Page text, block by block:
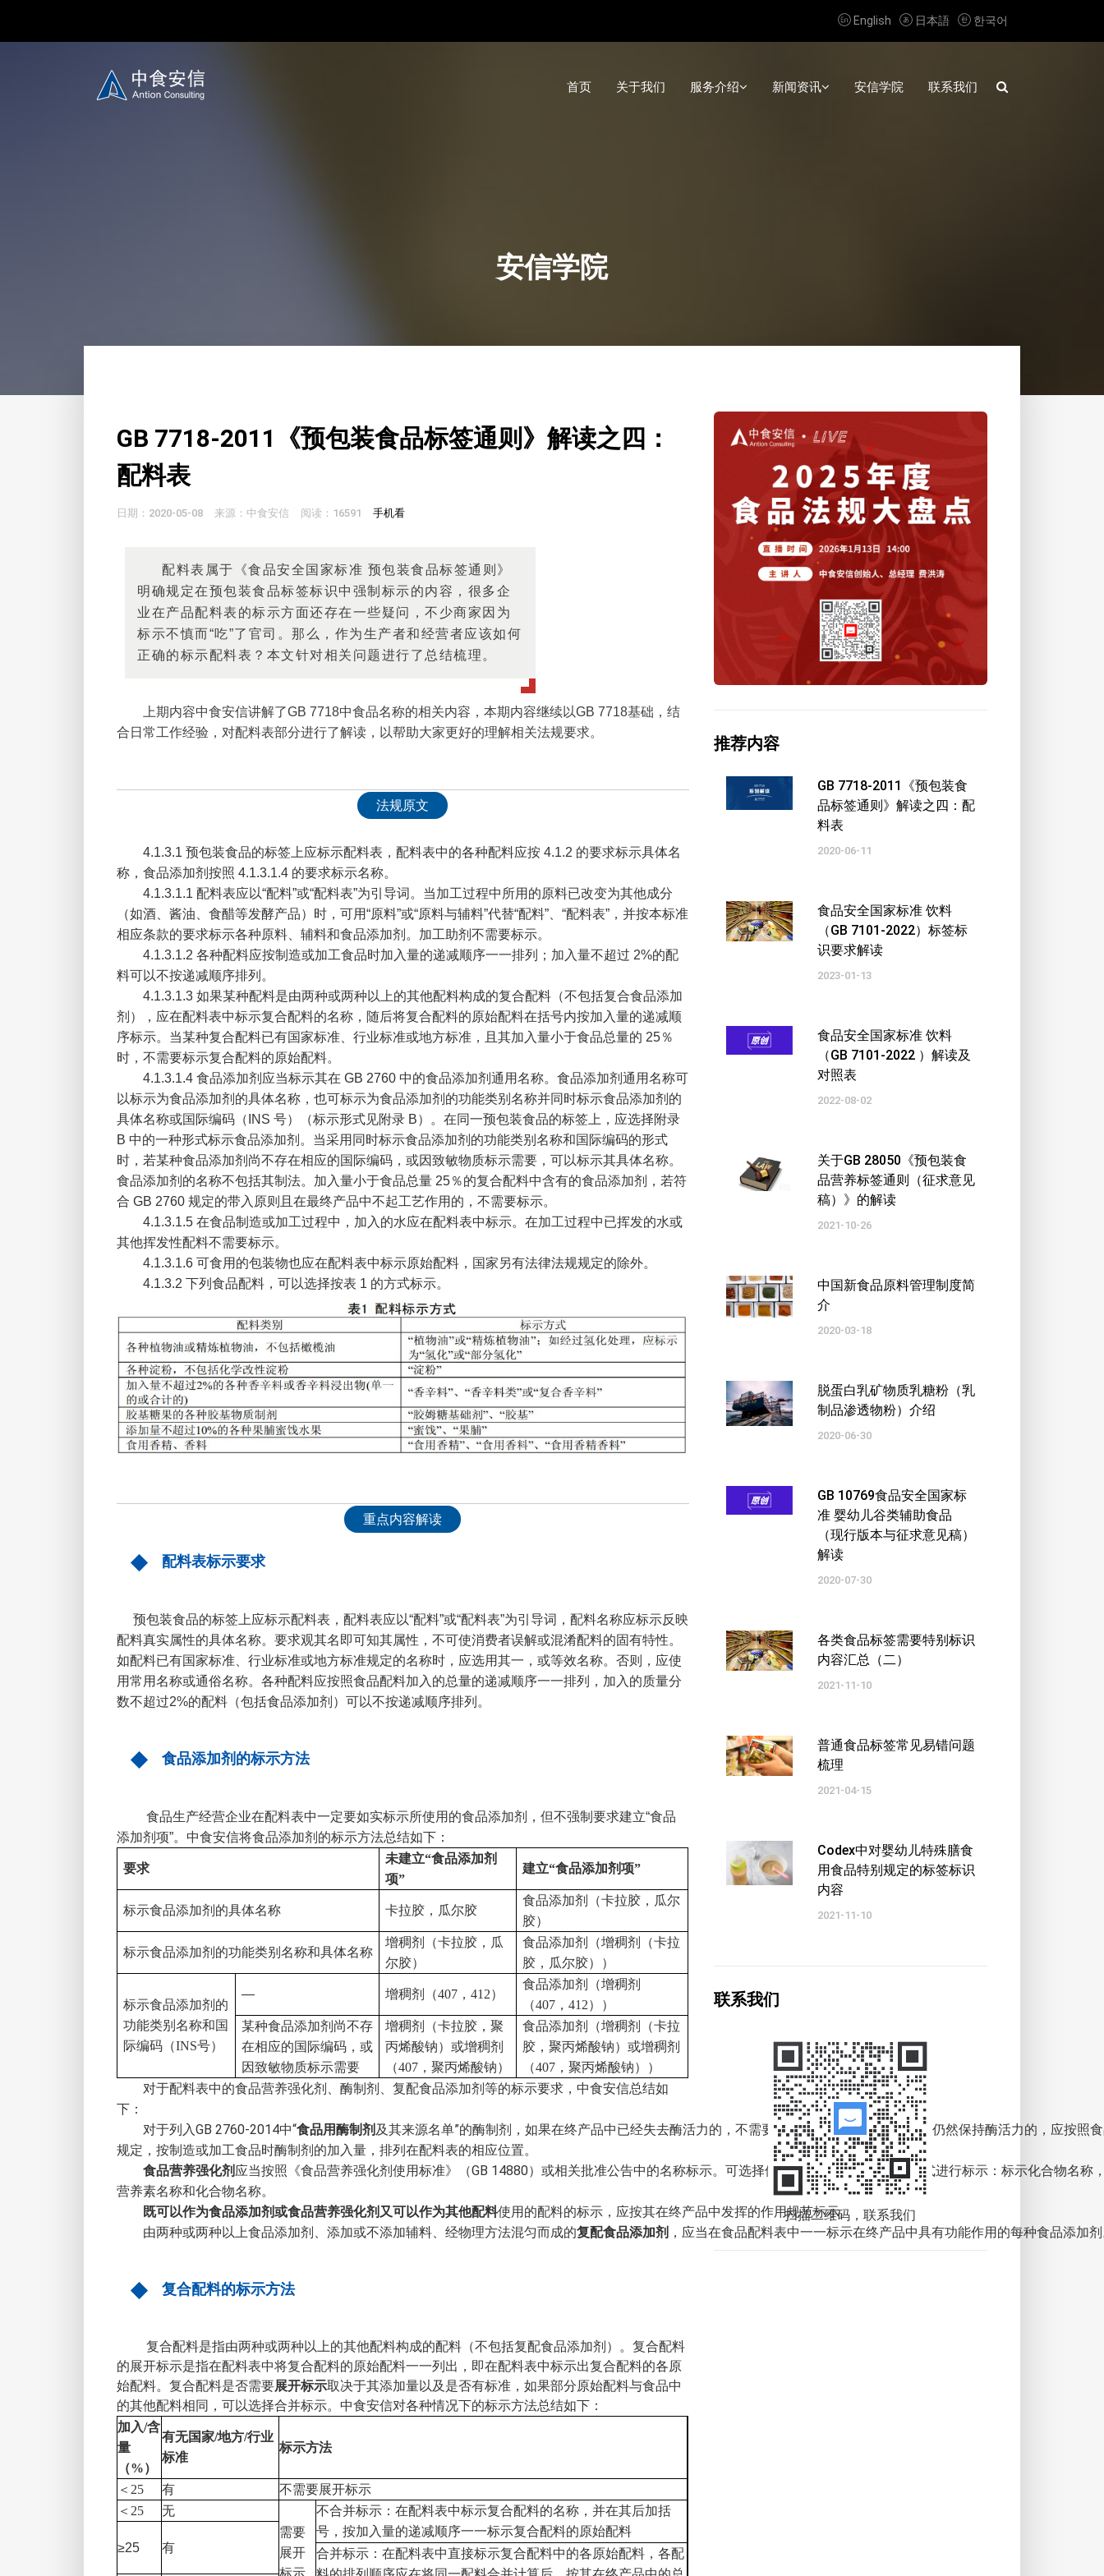
 English  日本語  한국어
首页 关于我们 服务介绍 新闻资讯 安信学院 联系我们
安信学院
GB 7718-2011《预包装食品标签通则》解读之四：
配料表
日期：2020-05-08 来源：中食安信 阅读：16591 手机看
配料表属于《食品安全国家标准 预包装食品标签通则》
明确规定在预包装食品标签标识中强制标示的内容，很多企
业在产品配料表的标示方面还存在一些疑问，不少商家因为
标示不慎而“吃”了官司。那么，作为生产者和经营者应该如何
正确的标示配料表？本文针对相关问题进行了总结梳理。
上期内容中食安信讲解了GB 7718中食品名称的相关内容，本期内容继续以GB 7718基础，结
合日常工作经验，对配料表部分进行了解读，以帮助大家更好的理解相关法规要求。
法规原文
4.1.3.1 预包装食品的标签上应标示配料表，配料表中的各种配料应按 4.1.2 的要求标示具体名
称，食品添加剂按照 4.1.3.1.4 的要求标示名称。
4.1.3.1.1 配料表应以“配料”或“配料表”为引导词。当加工过程中所用的原料已改变为其他成分
（如酒、酱油、食醋等发酵产品）时，可用“原料”或“原料与辅料”代替“配料”、“配料表”，并按本标准
相应条款的要求标示各种原料、辅料和食品添加剂。加工助剂不需要标示。
4.1.3.1.2 各种配料应按制造或加工食品时加入量的递减顺序一一排列；加入量不超过 2%的配
料可以不按递减顺序排列。
4.1.3.1.3 如果某种配料是由两种或两种以上的其他配料构成的复合配料（不包括复合食品添加
剂），应在配料表中标示复合配料的名称，随后将复合配料的原始配料在括号内按加入量的递减顺
序标示。当某种复合配料已有国家标准、行业标准或地方标准，且其加入量小于食品总量的 25％
时，不需要标示复合配料的原始配料。
4.1.3.1.4 食品添加剂应当标示其在 GB 2760 中的食品添加剂通用名称。食品添加剂通用名称可
以标示为食品添加剂的具体名称，也可标示为食品添加剂的功能类别名称并同时标示食品添加剂的
具体名称或国际编码（INS 号）（标示形式见附录 B）。在同一预包装食品的标签上，应选择附录
B 中的一种形式标示食品添加剂。当采用同时标示食品添加剂的功能类别名称和国际编码的形式
时，若某种食品添加剂尚不存在相应的国际编码，或因致敏物质标示需要，可以标示其具体名称。
食品添加剂的名称不包括其制法。加入量小于食品总量 25％的复合配料中含有的食品添加剂，若符
合 GB 2760 规定的带入原则且在最终产品中不起工艺作用的，不需要标示。
4.1.3.1.5 在食品制造或加工过程中，加入的水应在配料表中标示。在加工过程中已挥发的水或
其他挥发性配料不需要标示。
4.1.3.1.6 可食用的包装物也应在配料表中标示原始配料，国家另有法律法规规定的除外。
4.1.3.2 下列食品配料，可以选择按表 1 的方式标示。
重点内容解读
配料表标示要求
预包装食品的标签上应标示配料表，配料表应以“配料”或“配料表”为引导词，配料名称应标示反映
配料真实属性的具体名称。要求观其名即可知其属性，不可使消费者误解或混淆配料的固有特性。
如配料已有国家标准、行业标准或地方标准规定的名称时，应选用其一，或等效名称。否则，应使
用常用名称或通俗名称。各种配料应按照食品配料加入的总量的递减顺序一一排列，加入的质量分
数不超过2%的配料（包括食品添加剂）可以不按递减顺序排列 。
食品添加剂的标示方法
食品生产经营企业在配料表中一定要如实标示所使用的食品添加剂，但不强制要求建立“食品
添加剂项”。中食安信将食品添加剂的标示方法总结如下：
要求
未建立“食品添加剂
项”
建立“食品添加剂项”
标示食品添加剂的具体名称 卡拉胶，瓜尔胶
食品添加剂（卡拉胶，瓜尔
胶）
标示食品添加剂的功能类别名称和具体名称
增稠剂（卡拉胶，瓜
尔胶）
食品添加剂（增稠剂（卡拉
胶，瓜尔胶））
标示食品添加剂的
功能类别名称和国
际编码（INS号）
— 增稠剂（407 ， 412）
食品添加剂（增稠剂
（407 ， 412））
某种食品添加剂尚不存
在相应的国际编码，或
因致敏物质标示需要
增稠剂（卡拉胶，聚
丙烯酸钠）或增稠剂
（407 ，聚丙烯酸钠）
食品添加剂（增稠剂（卡拉
胶，聚丙烯酸钠）或增稠剂
（407 ，聚丙烯酸钠））
对于配料表中的食品营养强化剂、酶制剂、复配食品添加剂等的标示要求，中食安信总结如
下：
对于列入GB 2760-2014中“食品用酶制剂 及其来源名单”的酶制剂，如果在终产品中已经失去酶活力的，不需要进行标示；如果在终产品中仍然保持酶活力的，应按照
规定，按制造或加工食品时酶制剂的加入量，排列在配料表的相应位置。
食品营养强化剂 应当按照《食品营养强化剂使用标准》（GB 14880）或相关批准公告中的名称标示。可选择使用以下三种方式中任一方式进行标示：标示化合物名称
营养素名称和化合物名称。
既可以作为食品添加剂或食品营养强化剂又可以作为其他配料使用的配料的标示，应按其在终产品中发挥的作用规范标示。
由两种或两种以上食品添加剂、添加或不添加辅料、经物理方法混匀而成的复配食品添加剂 ，应当在食品配料表中一一标示在终产品中具有功能作用的每种食品添加
复合配料的标示方法
复合配料是指由两种或两种以上的其他配料构成的配料（不包括复配食品添加剂）。复合配料
的展开标示是指在配料表中将复合配料的原始配料一一列出，即在配料表中标示出复合配料的各原
始配料。复合配料是否需要展开标示取决于其添加量以及是否有标准，如果部分原始配料与食品中
的其他配料相同，可以选择合并标示。中食安信对各种情况下的标示方法总结如下：
加入/含
量
（%）
有无国家/地方/行业
标准
标示方法
＜ 25 有
不需要展开标示
＜ 25
无
需要
展开
标示
不合并标示：在配料表中标示复合配料的名称，并在其后加括
号，按加入量的递减顺序一一标示复合配料的原始配料
≥25
有
合并标示：在配料表中直接标示复合配料中的各原始配料，各配
推荐内容
GB 7718-2011《预包装食
品标签通则》解读之四：配
料表
2020-06-11
食品安全国家标准 饮料
（GB 7101-2022）标签标
识要求解读
2023-01-13
食品安全国家标准 饮料
（GB 7101-2022 ）解读及
对照表
2022-08-02
关于GB 28050《预包装食
品营养标签通则（征求意见
稿）》的解读
2021-10-26
中国新食品原料管理制度简
介
2020-03-18
脱蛋白乳矿物质乳糖粉（乳
制品渗透物粉）介绍
2020-06-30
GB 10769食品安全国家标
准 婴幼儿谷类辅助食品
（现行版本与征求意见稿）
解读
2020-07-30
各类食品标签需要特别标识
内容汇总（二）
2021-11-10
普通食品标签常见易错问题
梳理
2021-04-15
Codex中对婴幼儿特殊膳食
用食品特别规定的标签标识
内容
2021-11-10
联系我们
扫描二维码，联系我们